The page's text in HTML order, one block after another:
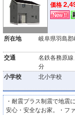
価格
所在地 岐阜県羽島
交通
名鉄各務原
分
小学校 北小学校
・耐震プラス制震で地震
安心・安全なお家。・フ